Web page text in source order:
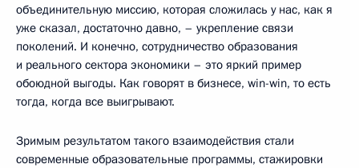
объединительную миссию, которая сложилась у нас, как я
уже сказал, достаточно давно, – укрепление связи
поколений. И конечно, сотрудничество образования
и реального сектора экономики – это яркий пример
обоюдной выгоды. Как говорят в бизнесе, win-win, то есть
тогда, когда все выигрывают.
Зримым результатом такого взаимодействия стали
современные образовательные программы, стажировки